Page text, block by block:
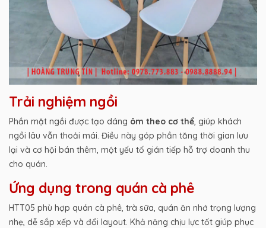
Trải nghiệm ngồi
Phần mặt ngồi được tạo dáng ôm theo cơ thể , giúp khách
ngồi lâu vẫn thoải mái. Điều này góp phần tăng thời gian lưu
lại và cơ hội bán thêm, một yếu tố gián tiếp hỗ trợ doanh thu
cho quán.
Ứng dụng trong quán cà phê
HTT05 phù hợp quán cà phê, trà sữa, quán ăn nhớ trọng lượng
nhẹ, dễ sắp xếp và đổi layout. Khả năng chịu lực tốt giúp phục